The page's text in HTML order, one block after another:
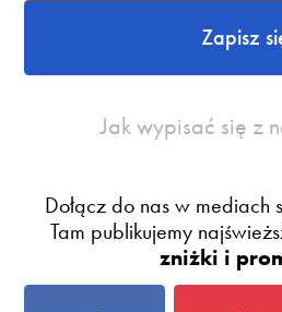
Zapisz
Jak wypisać się z
Dołącz do nas w mediach
Tam publikujemy
zniżki i